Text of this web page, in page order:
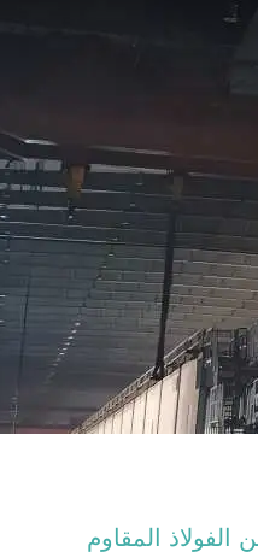
المقاوم